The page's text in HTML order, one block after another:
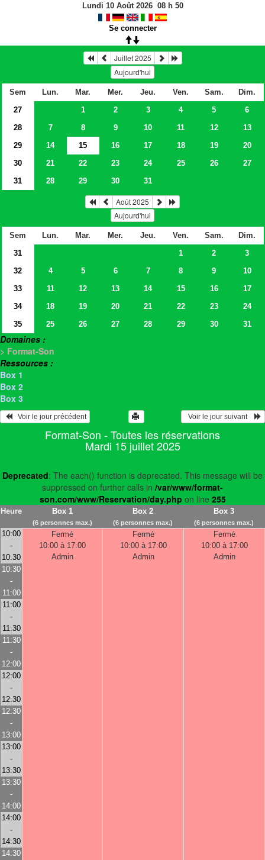
Lundi 10 Août 2026 08h 50
Se connecter
Juillet 2025
Aujourd'hui
Sem Lun. Mar. Mer. Jeu. Ven. Sam.
Dim.
27
1 2 3 4 5
6
28
7 8 9 10 11 12
13
29
14 15 16 17 18 19
20
30
21 22 23 24 25 26
27
31
28 29 30 31
Août 2025
Aujourd'hui
Sem Lun. Mar. Mer. Jeu. Ven. Sam.
Dim.
31
1 2
3
32
4 5 6 7 8 9
10
33
11 12 13 14 15 16
17
34
18 19 20 21 22 23
24
35
25 26 27 28 29 30 31
Domaines :
> Format-Son
Ressources :
Box 1
Box 2
Box 3
   Voir le jour précédent
  Voir le jour suivant
Format-Son - Toutes les réservations
Mardi 15 juillet 2025
Deprecated: The each() function is deprecated. This message will be
suppressed on further calls in /var/www/format-
son.com/www/Reservation/day.php on line 255
Heure Box 1
(6 personnes max.)
Box 2
(6 personnes max.)
Box 3
(6 personnes max.)
10:00
-
10:30
Fermé
10:00 à 17:00
Admin
Fermé
10:00 à 17:00
Admin
Fermé
10:00 à 17:00
Admin
10:30
-
11:00
11:00
-
11:30
11:30
-
12:00
12:00
-
12:30
12:30
-
13:00
13:00
-
13:30
13:30
-
14:00
14:00
-
14:30
14:30